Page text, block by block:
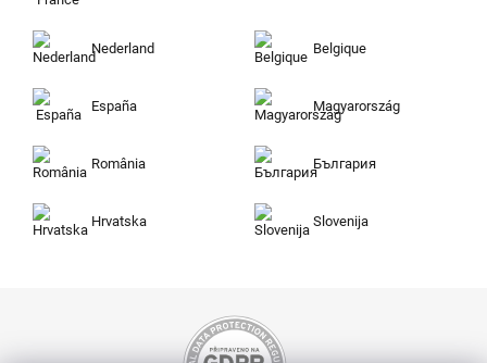
Nederland Belgique
España Magyarország
România България
Hrvatska Slovenija